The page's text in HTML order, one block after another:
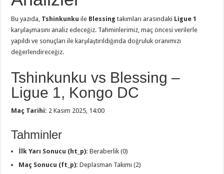
Bu yazıda, Tshinkunku ile Blessing takımları arasındaki Ligue 1
karşılaşmasını analiz edeceğiz. Tahminlerimiz, maç öncesi verilerle
yapıldı ve sonuçları ile karşılaştırıldığında doğruluk oranımızı
değerlendireceğiz.
Tshinkunku vs Blessing –
Ligue 1, Kongo DC
Maç Tarihi: 2 Kasım 2025, 14:00
Tahminler
İlk Yarı Sonucu (ht_p): Beraberlik (0)
Maç Sonucu (ft_p): Deplasman Takımı (2)